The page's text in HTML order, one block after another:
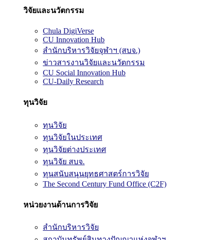
วิจัยและนวัตกรรม
Chula DigiVerse
CU Innovation Hub
สำนักบริหารวิจัยจุฬาฯ (สบจ.)
ข่าวสารงานวิจัยและนวัตกรรม
CU Social Innovation Hub
CU-Daily Research
ทุนวิจัย
ทุนวิจัย
ทุนวิจัยในประเทศ
ทุนวิจัยต่างประเทศ
ทุนวิจัย สบจ.
ทุนสนับสนุนยุทธศาสตร์การวิจัย
The Second Century Fund Office (C2F)
หน่วยงานด้านการวิจัย
สำนักบริหารวิจัย